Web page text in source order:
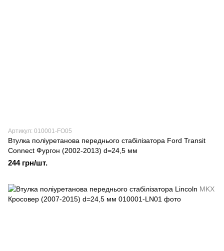
Артикул: 010001-FO05
Втулка поліуретанова переднього стабілізатора Ford Transit
Connect Фургон (2002-2013) d=24,5 мм
244 грн/шт.